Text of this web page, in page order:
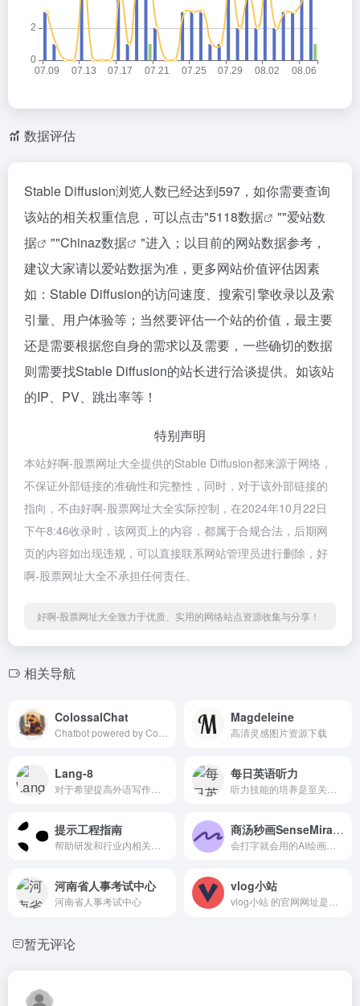
数据评估
Stable Diffusion浏览人数已经达到597，如你需要查询
该站的相关权重信息，可以点击"5118数据 ""爱站数
据
""Chinaz数据
"进入；以目前的网站数据参考，
建议大家请以爱站数据为准，更多网站价值评估因素
如：Stable Diffusion的访问速度、搜索引擎收录以及索
引量、用户体验等；当然要评估一个站的价值，最主要
还是需要根据您自身的需求以及需要，一些确切的数据
则需要找Stable Diffusion的站长进行洽谈提供。如该站
的IP、PV、跳出率等！
特别声明
本站好啊-股票网址大全提供的Stable Diffusion都来源于网络，
不保证外部链接的准确性和完整性，同时，对于该外部链接的
指向，不由好啊-股票网址大全实际控制，在2024年10月22日
下午8:46收录时，该网页上的内容，都属于合规合法，后期网
页的内容如出现违规，可以直接联系网站管理员进行删除，好
啊-股票网址大全不承担任何责任。
好啊-股票网址大全致力于优质、实用的网络站点资源收集与分享！
相关导航
ColossalChat Magdeleine
高清灵感图片资源下载
Lang-8 每日英语听力
提示工程指南 商汤秒画SenseMirage
河南省人事考试中心
河南省人事考试中心
vlog小站
暂无评论